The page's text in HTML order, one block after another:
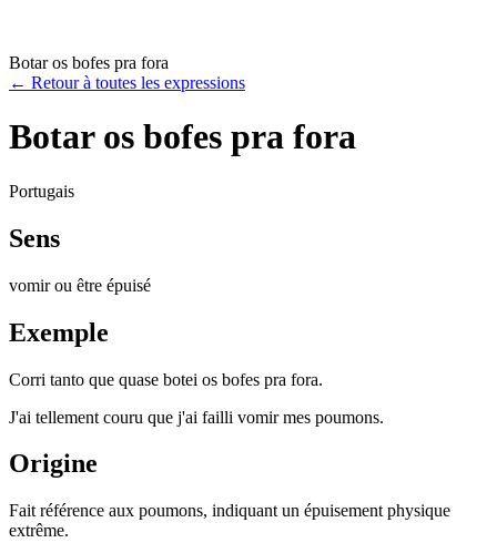
Botar os bofes pra fora
← Retour à toutes les expressions
Botar os bofes pra fora
Portugais
Sens
vomir ou être épuisé
Exemple
Corri tanto que quase botei os bofes pra fora.
J'ai tellement couru que j'ai failli vomir mes poumons.
Origine
Fait référence aux poumons, indiquant un épuisement physique
extrême.